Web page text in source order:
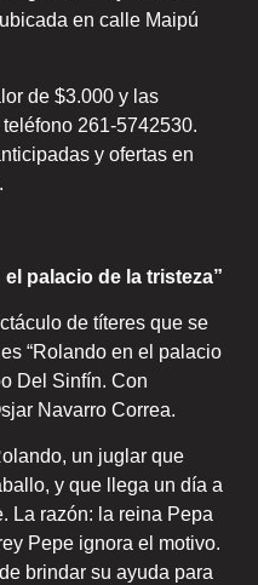
en calle Maipú
de $3.000 y las
261-5742530.
y ofertas en
palacio de la tristeza”
de títeres que se
“Rolando en el palacio
Del Sinfín. Con
Navarro Correa.
un juglar que
y que llega un día a
La razón: la reina Pepa
Pepe ignora el motivo.
brindar su ayuda para